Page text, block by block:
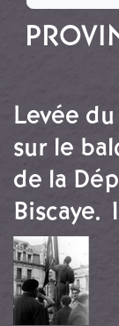
Levée
sur le
de la
Biscaye.
Image